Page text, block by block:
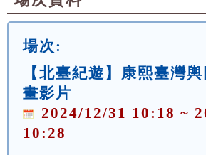
場次:
【北臺紀遊】康熙臺灣
畫影片
2024/12/31 10:18 ~
10:28